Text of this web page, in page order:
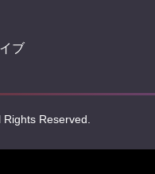
ブ
Rights Reserved.